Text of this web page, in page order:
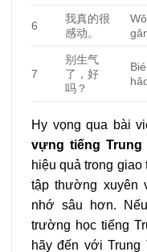
6
我真的很
感动。
7
别生气
了，好
吗？
Hy vọng qua bài
vựng tiếng
hiệu quả trong
tập thường xuyên
nhớ sâu hơn.
trường học tiếng
hãy đến với